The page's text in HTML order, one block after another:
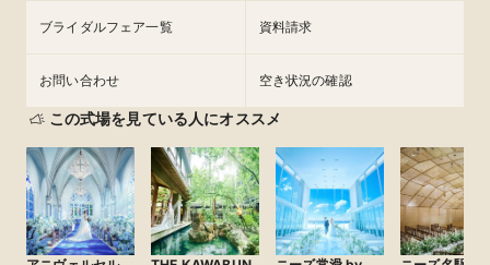
ブライダルフェア一覧 資料請求
お問い合わせ 空き状況の確認
この式場を見ている人にオススメ